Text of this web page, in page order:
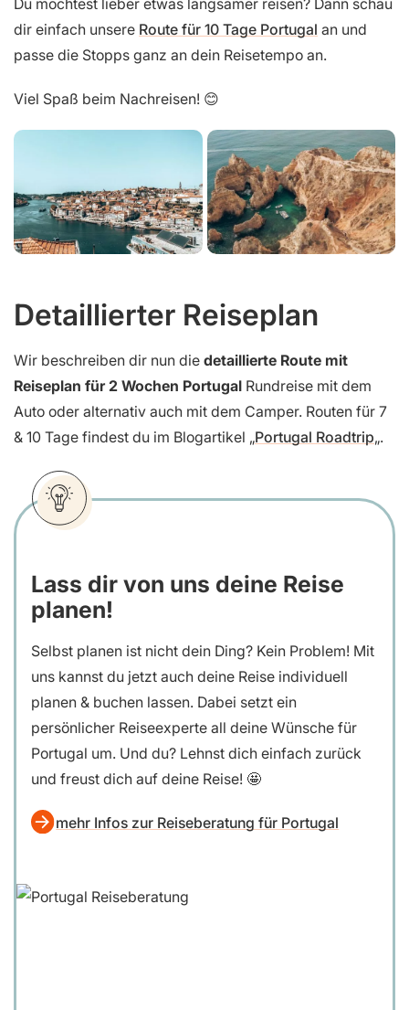
Du möchtest lieber etwas langsamer reisen? Dann schau
dir einfach unsere Route für 10 Tage Portugal an und
passe die Stopps ganz an dein Reisetempo an.
Viel Spaß beim Nachreisen! 😊
Detaillierter Reiseplan
Wir beschreiben dir nun die detaillierte Route mit
Reiseplan für 2 Wochen Portugal Rundreise mit dem
Auto oder alternativ auch mit dem Camper. Routen für 7
& 10 Tage findest du im Blogartikel „Portugal Roadtrip„.
Lass dir von uns deine Reise
planen!
Selbst planen ist nicht dein Ding? Kein Problem! Mit
uns kannst du jetzt auch deine Reise individuell
planen & buchen lassen. Dabei setzt ein
persönlicher Reiseexperte all deine Wünsche für
Portugal um. Und du? Lehnst dich einfach zurück
und freust dich auf deine Reise! 🤩
mehr Infos zur Reiseberatung für Portugal